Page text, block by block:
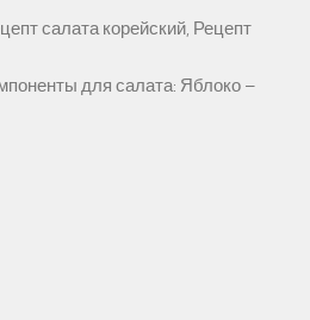
салата корейский, Рецепт
для салата: Яблоко –